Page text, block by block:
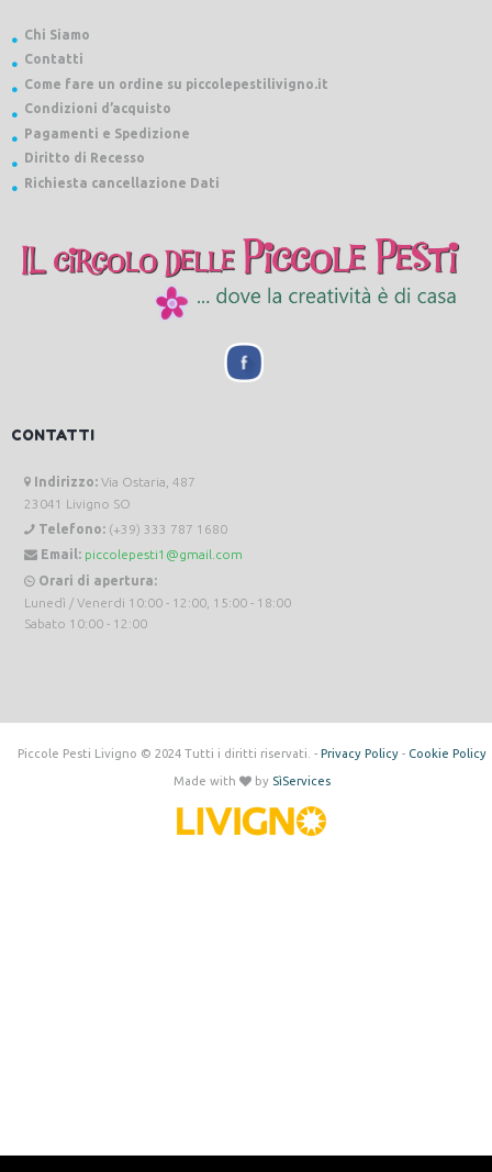
Chi Siamo
Contatti
Come fare un ordine su piccolepestilivigno.it
Condizioni d’acquisto
Pagamenti e Spedizione
Diritto di Recesso
Richiesta cancellazione Dati
CONTATTI
Indirizzo: Via Ostaria, 487
23041 Livigno SO
Telefono: (+39) 333 787 1680
Email: piccolepesti1@gmail.com
Orari di apertura:
Lunedì / Venerdi 10:00 - 12:00, 15:00 - 18:00
Sabato 10:00 - 12:00
Piccole Pesti Livigno © 2024 Tutti i diritti riservati. - Privacy Policy- Cookie Policy
Made with by SìServices